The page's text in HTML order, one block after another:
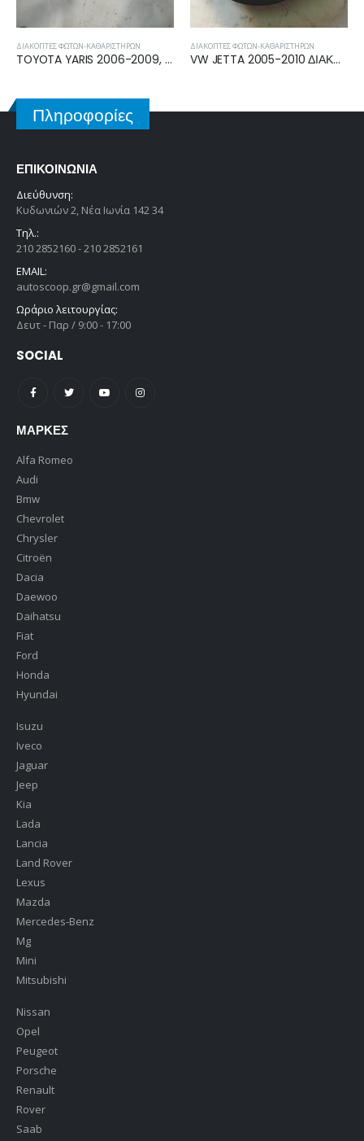
ΔΙΑΚΌΠΤΕΣ ΦΏΤΩΝ-ΚΑΘΑΡΙΣΤΉΡΩΝ
VW JETTA 2005-2010 ΔΙΑΚΟΠΤΗΣ ΦΩΤΩΝ 1K0941431AJ
ΔΙΑΚΌΠΤΕΣ ΦΏΤΩΝ-ΚΑΘΑΡΙΣΤΉΡΩΝ
Πληροφορίες
ΕΠΙΚΟΙΝΩΝΊΑ
Διεύθυνση:
Κυδωνιών 2, Νέα Ιωνία 142 34
Τηλ.:
210 2852160 - 210 2852161
EMAIL:
autoscoop.gr@gmail.com
Ωράριο λειτουργίας:
Δευτ - Παρ / 9:00 - 17:00
SOCIAL
ΜΆΡΚΕΣ
Alfa Romeo
Audi
Bmw
Chevrolet
Chrysler
Citroën
Dacia
Daewoo
Daihatsu
Fiat
Ford
Honda
Hyundai
Isuzu
Iveco
Jaguar
Jeep
Kia
Lada
Lancia
Land Rover
Lexus
Mazda
Mercedes-Benz
Mg
Mini
Mitsubishi
Nissan
Opel
Peugeot
Porsche
Renault
Rover
Saab